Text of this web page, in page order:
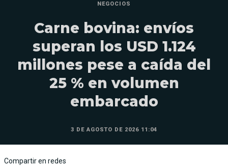
NEGOCIOS
Carne bovina: envíos
superan los USD 1.124
millones pese a caída del
25 % en volumen
embarcado
3 DE AGOSTO DE 2026 11:04
Compartir en redes